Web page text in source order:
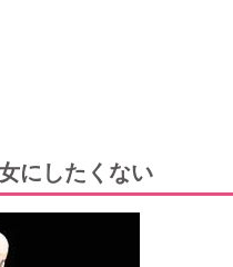
にしたくない